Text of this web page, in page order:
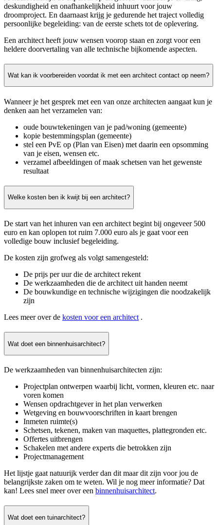
deskundigheid en onafhankelijkheid inhuurt voor jouw
droomproject. En daarnaast krijg je gedurende het traject volledig
persoonlijke begeleiding: van de eerste schets tot de oplevering.
Een architect heeft jouw wensen voorop staan en zorgt voor een
heldere doorvertaling van alle technische bijkomende aspecten.
Wat kan ik voorbereiden voordat ik met een architect contact op neem?
Wanneer je het gesprek met een van onze architecten aangaat kun je
denken aan het verzamelen van:
oude bouwtekeningen van je pad/woning (gemeente)
kopie bestemmingsplan (gemeente)
stel een PvE op (Plan van Eisen) met daarin een opsomming
van je eisen, wensen etc.
verzamel afbeeldingen of maak schetsen van het gewenste
resultaat
Welke kosten ben ik kwijt bij een architect?
De start van het inhuren van een architect begint bij ongeveer 500
euro en kan oplopen tot ruim 7.000 euro als je gaat voor een
volledige bouw inclusief begeleiding.
De kosten zijn grofweg als volgt samengesteld:
De prijs per uur die de architect rekent
De werkzaamheden die de architect uit handen neemt
De bouwkundige en technische wijzigingen die noodzakelijk
zijn
Lees meer over de kosten voor een architect .
Wat doet een binnenhuisarchitect?
De werkzaamheden van binnenhuisarchitecten zijn:
Projectplan ontwerpen waarbij licht, vormen, kleuren etc. naar
voren komen
Wensen opdrachtgever in het plan verwerken
Wetgeving en bouwvoorschriften in kaart brengen
Inmeten ruimte(s)
Schetsen, tekenen, maken van maquettes, plattegronden etc.
Offertes uitbrengen
Schakelen met andere experts die betrokken zijn
Projectmanagement
Het lijstje gaat natuurijk verder dan dit maar dit zijn voor jou de
belangrijkste zaken om te weten. Wil je nog meer informatie? Dat
kan! Lees snel meer over een binnenhuisarchitect.
Wat doet een tuinarchitect?